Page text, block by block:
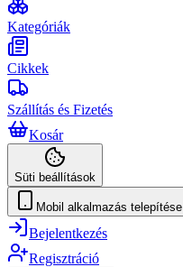
Kategóriák
Cikkek
Szállítás és Fizetés
Kosár
Süti beállítások
Mobil alkalmazás telepítése
Bejelentkezés
Regisztráció